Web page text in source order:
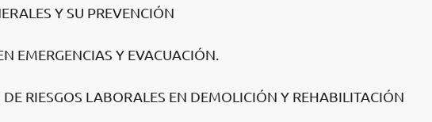
Y SU PREVENCIÓN
EMERGENCIAS Y EVACUACIÓN.
DE RIESGOS LABORALES EN DEMOLICIÓN Y REHABILITACIÓN